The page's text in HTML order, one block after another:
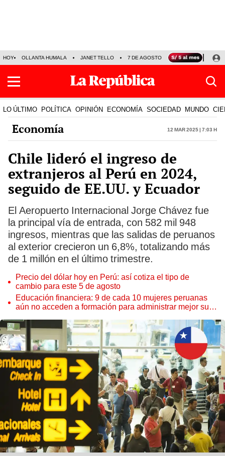
HOY OLLANTA HUMALA JANET TELLO 7 DE AGOSTO TINKA RESULTADOS
LO ÚLTIMO POLÍTICA OPINIÓN ECONOMÍA SOCIEDAD MUNDO
Economía 12 Mar 2025 | 7:03 h
Chile lideró el ingreso de
extranjeros al Perú en 2024,
seguido de EE.UU. y Ecuador
El Aeropuerto Internacional Jorge Chávez fue
la principal vía de entrada, con 582 mil 948
ingresos, mientras que las salidas de peruanos
al exterior crecieron un 6,8%, totalizando más
de 1 millón en el último trimestre.
Precio del dólar hoy en Perú: así cotiza el tipo de
cambio para este 5 de agosto
Educación financiera: 9 de cada 10 mujeres peruanas
aún no acceden a formación para administrar mejor su